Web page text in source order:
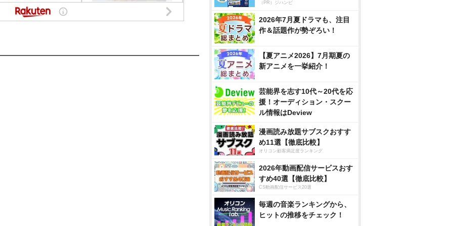
（PR）ジハンピ
2026年7月夏ドラマも、注目
作＆話題作が勢ぞろい！
【夏アニメ2026】7月期夏の
新アニメを一挙紹介！
芸能界を志す10代～20代を応
援！オーディション・スクー
ル情報はDeview
漫画読み放題サブスクおすす
め11選【徹底比較】
オリコン顧客満足度ランキング
2026年動画配信サービスおす
すめ40選【徹底比較】
CS動画配信サービス20選
毎週の音楽ランキングから、
ヒットの推移をチェック！